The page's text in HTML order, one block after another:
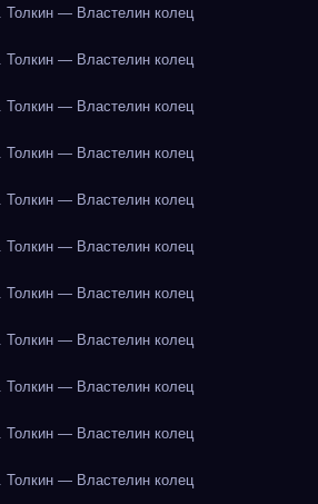
— Властелин колец
— Властелин колец
— Властелин колец
— Властелин колец
— Властелин колец
— Властелин колец
— Властелин колец
— Властелин колец
— Властелин колец
— Властелин колец
— Властелин колец